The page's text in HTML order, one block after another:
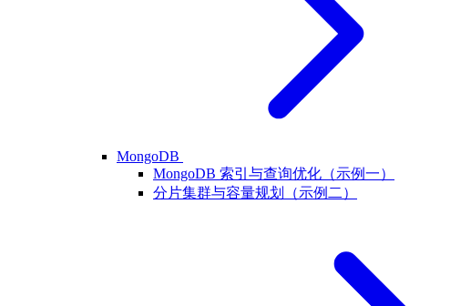
MongoDB
MongoDB 索引与查询优化（示例一）
分片集群与容量规划（示例二）